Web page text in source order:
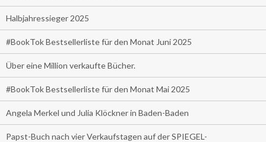
Halbjahressieger 2025
#BookTok Bestsellerliste für den Monat Juni 2025
Über eine Million verkaufte Bücher.
#BookTok Bestsellerliste für den Monat Mai 2025
Angela Merkel und Julia Klöckner in Baden-Baden
Papst-Buch nach vier Verkaufstagen auf der SPIEGEL-